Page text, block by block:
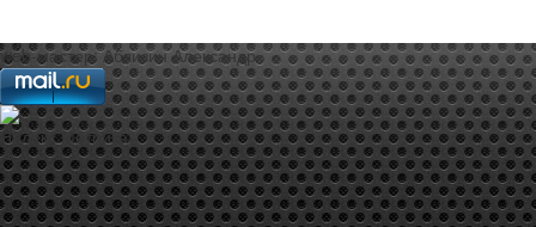
web-мастер:Аблизин Александр